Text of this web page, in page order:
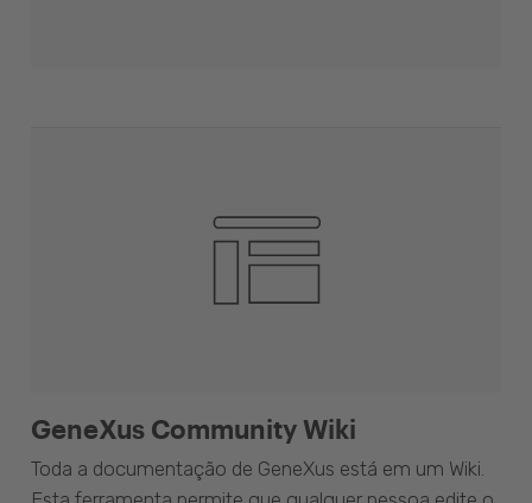
GeneXus Community Wiki
Toda a documentação de GeneXus está em um Wiki.